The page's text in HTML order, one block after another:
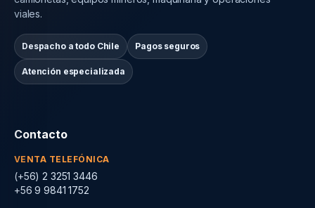
viales.
Despacho a todo Chile Pagos seguros
Atención especializada
Contacto
VENTA TELEFÓNICA
(+56) 2 3251 3446
+56 9 9841 1752